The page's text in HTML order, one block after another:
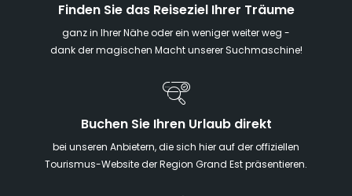
Finden Sie das Reiseziel Ihrer Träume
ganz in Ihrer Nähe oder ein weniger weiter weg -
dank der magischen Macht unserer Suchmaschine!
Buchen Sie Ihren Urlaub direkt
bei unseren Anbietern, die sich hier auf der offiziellen
Tourismus-Website der Region Grand Est präsentieren.